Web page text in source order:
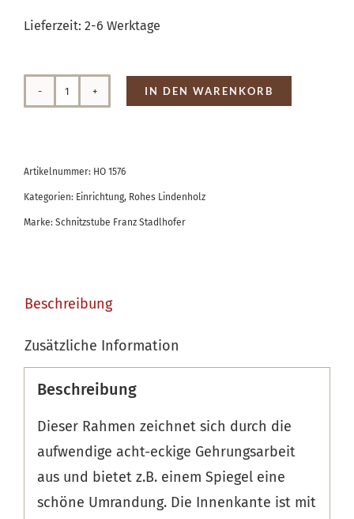
Lieferzeit: 2-6 Werktage
Spiegelrahmen
IN DEN WARENKORB
Artikelnummer: HO 1576
Kategorien: Einrichtung, Rohes Lindenholz
Marke: Schnitzstube Franz Stadlhofer
Beschreibung
Zusätzliche Information
Beschreibung
Dieser Rahmen zeichnet sich durch die
aufwendige acht-eckige Gehrungsarbeit
aus und bietet z.B. einem Spiegel eine
schöne Umrandung. Die Innenkante ist mit